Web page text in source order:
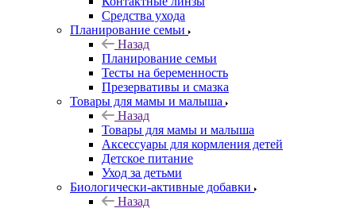
Средства ухода
Планирование семьи
Назад
Планирование семьи
Тесты на беременность
Презервативы и смазка
Товары для мамы и малыша
Назад
Товары для мамы и малыша
Аксессуары для кормления детей
Детское питание
Уход за детьми
Биологически-активные добавки
Назад